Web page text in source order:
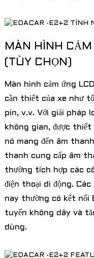
MÀN HÌNH CẢM
(TÙY CHỌN)
Màn hình cảm ứng
cần thiết của xe như
pin, v.v. Với giải pháp
không gian, được thiết
nó mang đến âm
thanh cung cấp âm
thường tích hợp các
điện thoại di động.
nay thường có kết
tuyến không dây và
dùng.